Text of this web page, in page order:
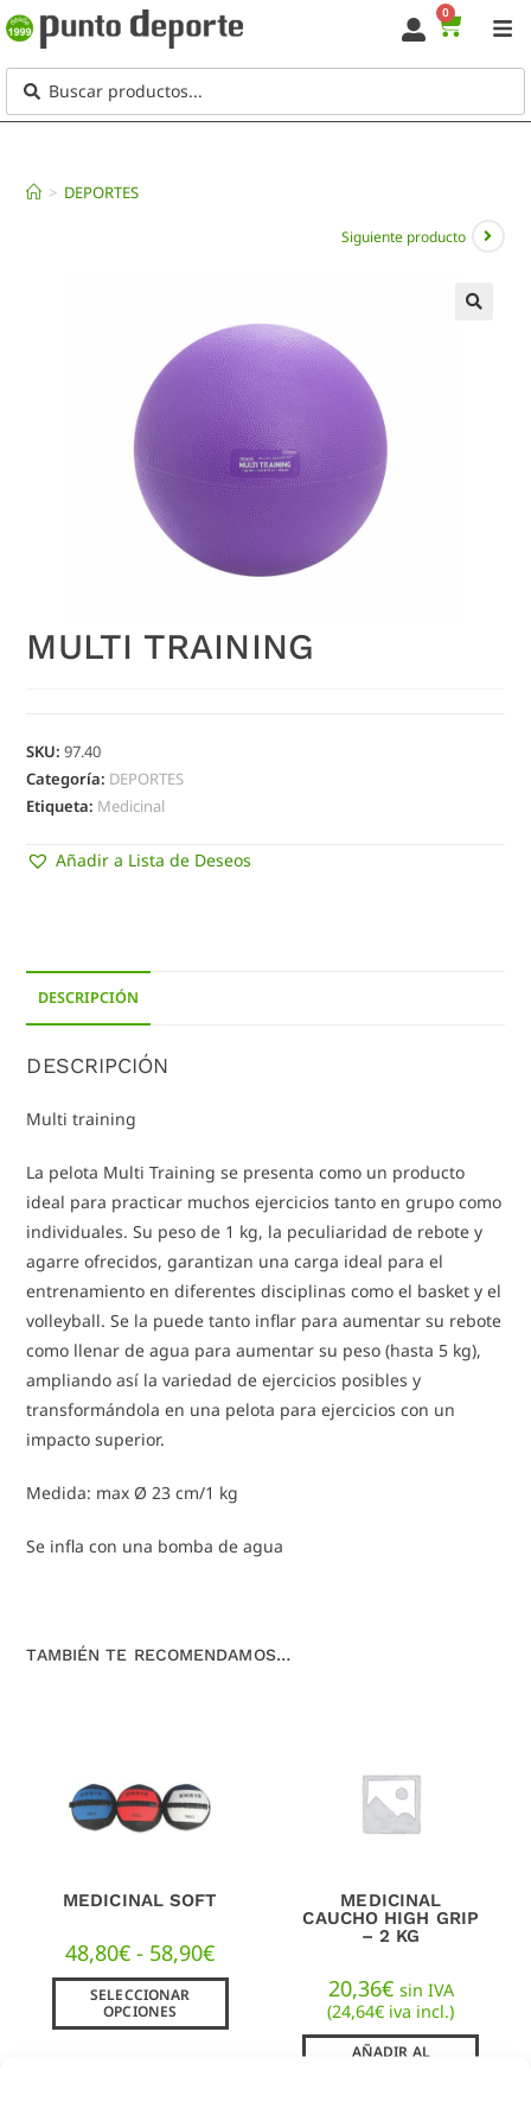
0
> DEPORTES
Siguiente producto
MULTI TRAINING
SKU:97.40
Categoría: DEPORTES
Etiqueta: Medicinal
Añadir a Lista de Deseos
DESCRIPCIÓN
DESCRIPCIÓN
Multi training
La pelota Multi Training se presenta como un producto
ideal para practicar muchos ejercicios tanto en grupo como
individuales. Su peso de 1 kg, la peculiaridad de rebote y
agarre ofrecidos, garantizan una carga ideal para el
entrenamiento en diferentes disciplinas como el basket y el
volleyball. Se la puede tanto inflar para aumentar su rebote
como llenar de agua para aumentar su peso (hasta 5 kg),
ampliando así la variedad de ejercicios posibles y
transformándola en una pelota para ejercicios con un
impacto superior.
Medida: max Ø 23 cm/1 kg
Se infla con una bomba de agua
TAMBIÉN TE RECOMENDAMOS…
MEDICINAL SOFT
48,80€ - 58,90€
SELECCIONAR
OPCIONES
MEDICINAL
CAUCHO HIGH GRIP
– 2 KG
20,36€ sin IVA
(24,64€ iva incl.)
AÑADIR AL